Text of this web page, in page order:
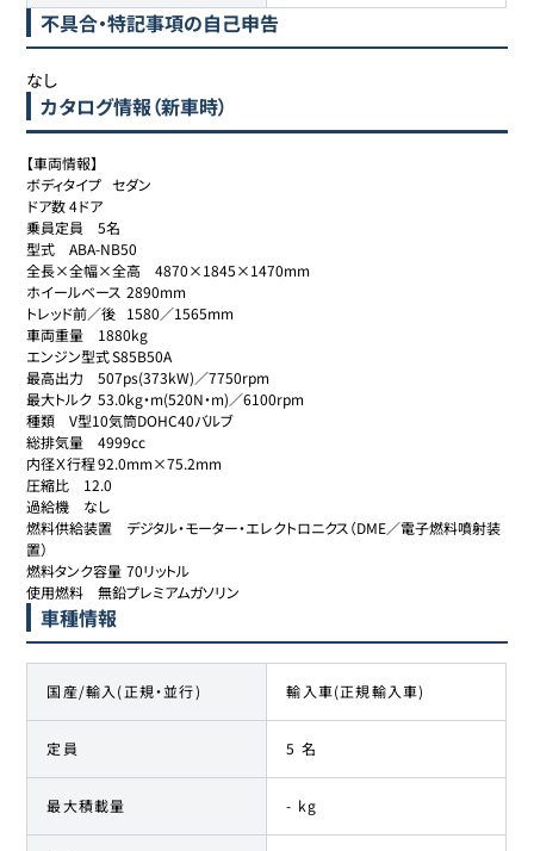
不具合・特記事項の自己申告
なし
カタログ情報（新車時）
【車両情報】
ボディタイプ	セダン
ドア数	4ドア
乗員定員	5名
型式	ABA-NB50
全長×全幅×全高	4870×1845×1470mm
ホイールベース	2890mm
トレッド前／後	1580／1565mm
車両重量	1880kg
エンジン型式	S85B50A
最高出力	507ps(373kW)／7750rpm
最大トルク	53.0kg・m(520N・m)／6100rpm
種類	V型10気筒DOHC40バルブ
総排気量	4999cc
内径Ｘ行程	92.0mm×75.2mm
圧縮比	12.0
過給機	なし
燃料供給装置	デジタル・モーター・エレクトロニクス（DME／電子燃料噴射装
置）
燃料タンク容量	70リットル
使用燃料	無鉛プレミアムガソリン
車種情報
国産/輸入(正規・並行) 輸入車(正規輸入車)
定員 5 名
最大積載量 - kg